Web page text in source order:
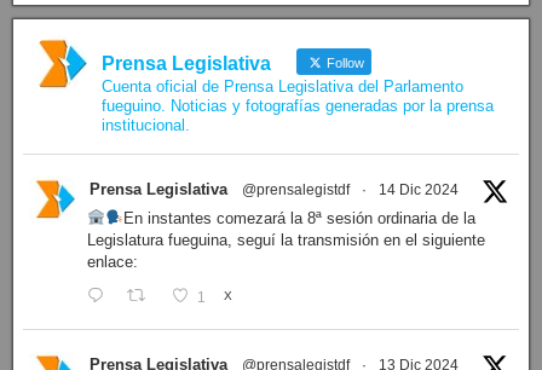
Prensa Legislativa Follow
Cuenta oficial de Prensa Legislativa del Parlamento
fueguino. Noticias y fotografías generadas por la prensa
institucional.
Prensa Legislativa @prensalegistdf · 14 Dic 2024
En instantes comezará la 8ª sesión ordinaria de la
Legislatura fueguina, seguí la transmisión en el siguiente
enlace:
1 X
Prensa Legislativa @prensalegistdf · 13 Dic 2024